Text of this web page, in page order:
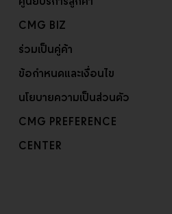
CMG BIZ
ร่วมเป็นคู่ค้า
ข้อกำหนดและเงื่อนไข
นโยบายความเป็นส่วนตัว
CMG PREFERENCE
CENTER